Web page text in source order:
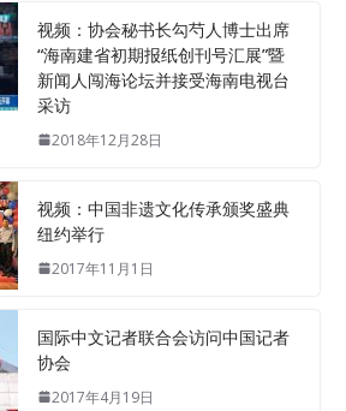
视频：协会秘书长勾芍人博士出席
“海南建省初期报纸创刊号汇展”暨
新闻人闯海论坛并接受海南电视台
采访
2018年12月28日
视频：中国非遗文化传承颁奖盛典
纽约举行
2017年11月1日
国际中文记者联合会访问中国记者
协会
2017年4月19日